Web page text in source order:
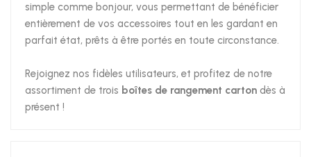
simple comme bonjour, vous permettant de bénéficier
entièrement de vos accessoires tout en les gardant en
parfait état, prêts à être portés en toute circonstance.
Rejoignez nos fidèles utilisateurs, et profitez de notre
assortiment de trois boîtes de rangement carton dès à
présent !